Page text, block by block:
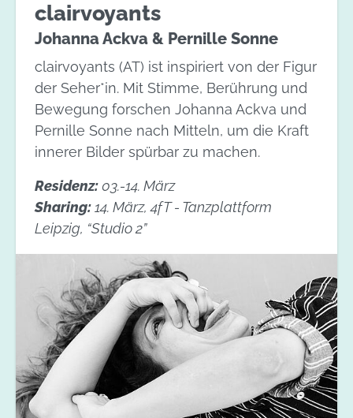
clairvoyants
Johanna Ackva & Pernille Sonne
clairvoyants (AT) ist inspiriert von der Figur
der Seher*in. Mit Stimme, Berührung und
Bewegung forschen Johanna Ackva und
Pernille Sonne nach Mitteln, um die Kraft
innerer Bilder spürbar zu machen.
Residenz:03.-14. März
Sharing:14. März, 4fT - Tanzplattform
Leipzig, “Studio 2”